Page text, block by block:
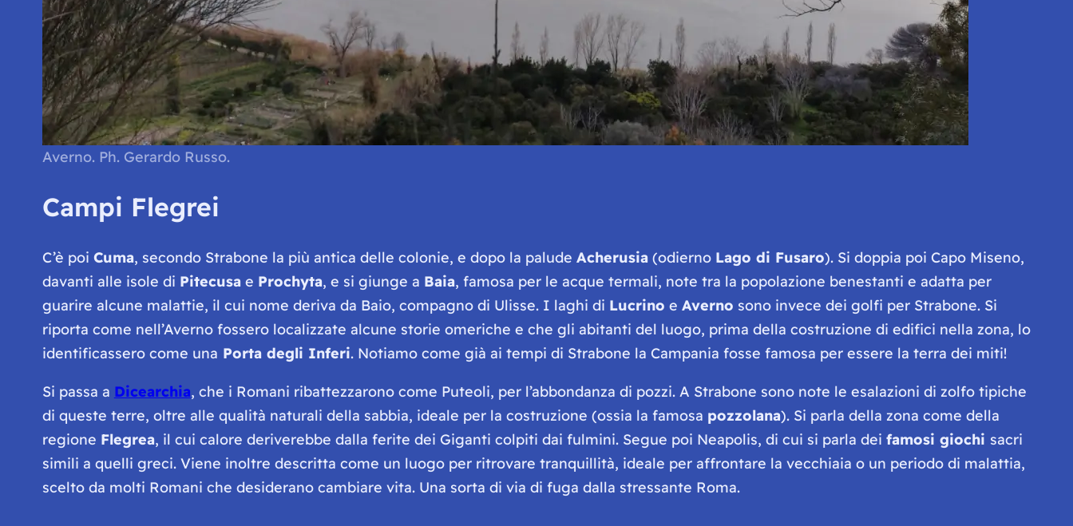
Averno. Ph. Gerardo Russo.
Campi Flegrei
C’è poi Cuma, secondo Strabone la più antica delle colonie, e dopo la palude Acherusia(odierno Lago di Fusaro). Si doppia poi Capo Miseno,
davanti alle isole di Pitecusae Prochyta, e si giunge a Baia, famosa per le acque termali, note tra la popolazione benestanti e adatta per
guarire alcune malattie, il cui nome deriva da Baio, compagno di Ulisse. I laghi di Lucrino e Averno sono invece dei golfi per Strabone. Si
riporta come nell’Averno fossero localizzate alcune storie omeriche e che gli abitanti del luogo, prima della costruzione di edifici nella zona, lo
identificassero come una Porta degli Inferi. Notiamo come già ai tempi di Strabone la Campania fosse famosa per essere la terra dei miti!
Si passa a Dicearchia, che i Romani ribattezzarono come Puteoli, per l’abbondanza di pozzi. A Strabone sono note le esalazioni di zolfo tipiche
di queste terre, oltre alle qualità naturali della sabbia, ideale per la costruzione (ossia la famosa pozzolana). Si parla della zona come della
regione Flegrea, il cui calore deriverebbe dalla ferite dei Giganti colpiti dai fulmini. Segue poi Neapolis, di cui si parla dei famosi giochi sacri
simili a quelli greci. Viene inoltre descritta come un luogo per ritrovare tranquillità, ideale per affrontare la vecchiaia o un periodo di malattia,
scelto da molti Romani che desiderano cambiare vita. Una sorta di via di fuga dalla stressante Roma.